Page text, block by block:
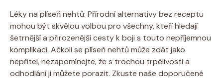
Léky na plíseň nehtů: Přírodní alternativy bez receptu
mohou být skvělou volbou pro všechny, kteří hledají
šetrnější a přirozenější cesty k boji s touto nepříjemnou
komplikací. Ačkoli se plíseň nehtů může zdát jako
nepřítel, nezapomínejte, že s trochou trpělivosti a
odhodlání ji můžete porazit. Zkuste naše doporučené